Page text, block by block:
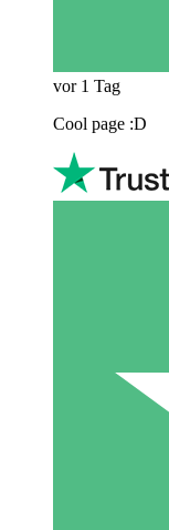
vor 1 Tag
Cool page :D